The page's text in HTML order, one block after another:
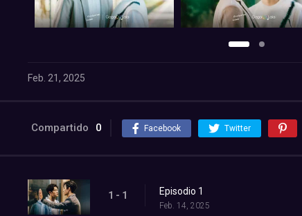
Feb. 21, 2025
Compartido 0 Facebook Twitter
1 - 1 Episodio 1
Feb. 14, 2025